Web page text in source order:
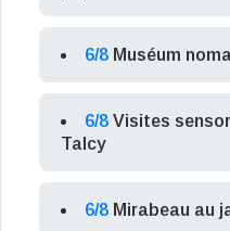
6/8 Muséum
6/8 Visites
Talcy
6/8 Mirabeau au